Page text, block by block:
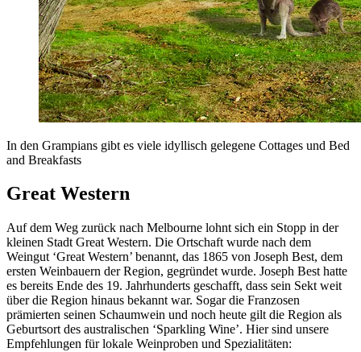
In den Grampians gibt es viele idyllisch gelegene Cottages und Bed
and Breakfasts
Great Western
Auf dem Weg zurück nach Melbourne lohnt sich ein Stopp in der
kleinen Stadt Great Western. Die Ortschaft wurde nach dem
Weingut ‘Great Western’ benannt, das 1865 von Joseph Best, dem
ersten Weinbauern der Region, gegründet wurde. Joseph Best hatte
es bereits Ende des 19. Jahrhunderts geschafft, dass sein Sekt weit
über die Region hinaus bekannt war. Sogar die Franzosen
prämierten seinen Schaumwein und noch heute gilt die Region als
Geburtsort des australischen ‘Sparkling Wine’. Hier sind unsere
Empfehlungen für lokale Weinproben und Spezialitäten: